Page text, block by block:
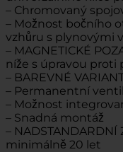
– Chromovaný
– Možnost bočního
vzhůru s plynovými
– MAGNETICKÉ
níže s úpravou proti
– BAREVNÉ
– Permanentní
– Možnost
– Snadná montáž
–
minimálně 20 let